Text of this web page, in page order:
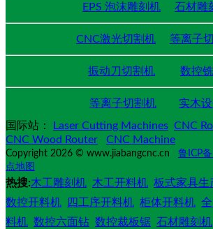
EPS 泡沫雕刻机 石材雕
CNC激光切割机 等离子
振动刀切割机 数控
等离子切割机
实木
国际站：
Laser Cutting Machines CNC
CNC Wood Router
CNC Machine
Copyright 2026 © www.jiabangcnc.cn 鲁ICP
点地图
热搜:木工雕刻机 木工开料机 板式家具生
数控开料机
四工序开料机 柜体开料机
料机 数控六面钻 数控裁板锯 石材雕刻机